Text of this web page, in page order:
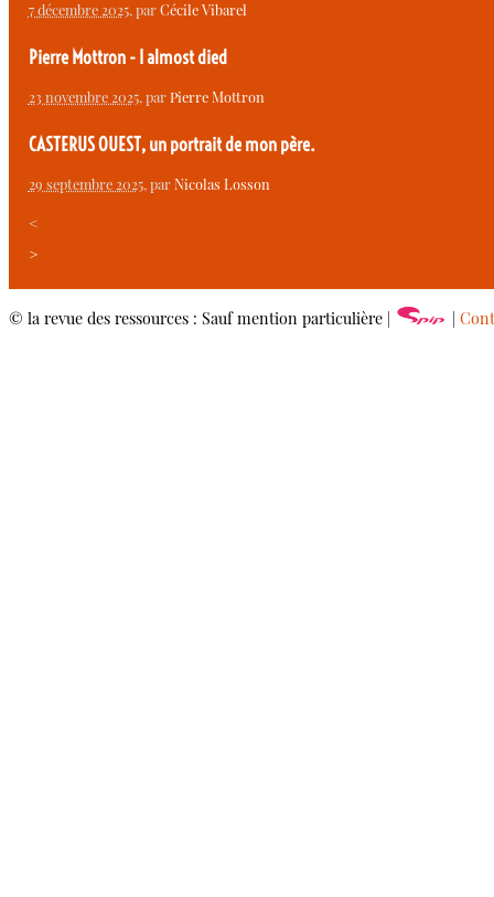
7 décembre 2025, parCécile Vibarel
Pierre Mottron - I almost died
23 novembre 2025, parPierre Mottron
CASTERUS OUEST, un portrait de mon père.
29 septembre 2025, parNicolas Losson
<
>
© la revue des ressources : Sauf mention particulière | |